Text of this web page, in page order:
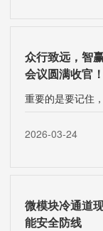
众行致远，智
会议圆满收官！
2026-03-24
微模块冷通道
能安全防线